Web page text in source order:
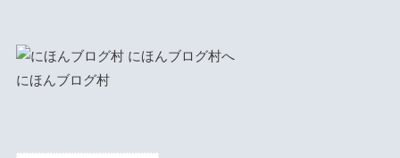
にほんブログ村